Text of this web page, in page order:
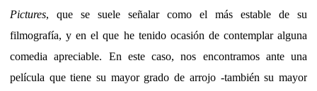
Pictures, que se suele señalar como el más estable de su
filmografía, y en el que he tenido ocasión de contemplar alguna
comedia apreciable. En este caso, nos encontramos ante una
película que tiene su mayor grado de arrojo -también su mayor